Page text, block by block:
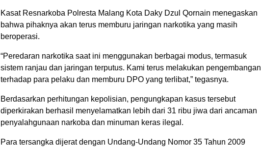
Kasat Resnarkoba Polresta Malang Kota Daky Dzul Qornain menegaskan
bahwa pihaknya akan terus memburu jaringan narkotika yang masih
beroperasi.
“Peredaran narkotika saat ini menggunakan berbagai modus, termasuk
sistem ranjau dan jaringan terputus. Kami terus melakukan pengembangan
terhadap para pelaku dan memburu DPO yang terlibat,” tegasnya.
Berdasarkan perhitungan kepolisian, pengungkapan kasus tersebut
diperkirakan berhasil menyelamatkan lebih dari 31 ribu jiwa dari ancaman
penyalahgunaan narkoba dan minuman keras ilegal.
Para tersangka dijerat dengan Undang-Undang Nomor 35 Tahun 2009